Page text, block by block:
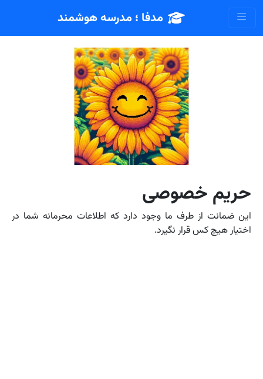
مدفا ؛ مدرسه هوشمند
حریم خصوصی
این ضمانت از طرف ما وجود دارد که اطلاعات محرمانه شما در
اختیار هیچ کس قرار نگیرد.